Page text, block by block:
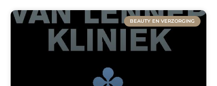
BEAUTY EN VERZORGING